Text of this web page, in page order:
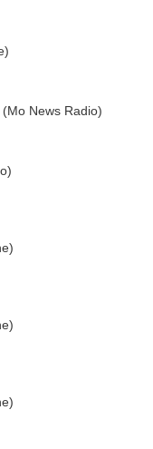
News Radio)